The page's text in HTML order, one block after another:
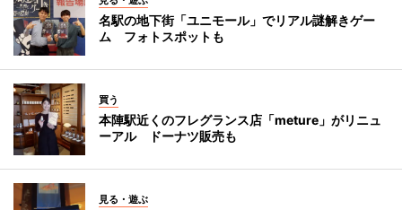
名駅の地下街「ユニモール」でリアル謎解きゲー
ム フォトスポットも
買う
本陣駅近くのフレグランス店「meture」がリニュ
ーアル ドーナツ販売も
見る・遊ぶ